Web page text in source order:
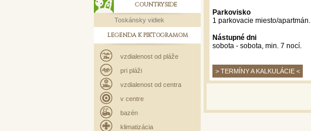
COUNTRYSIDE
Toskánsky vidiek
LEGENDA K PIKTOGRAMOM
vzdialenost od pláže
pri pláži
vzdialenost od centra
v centre
bazén
klimatizácia
Parkovisko
1 parkovacie miesto/apartmán.
Nástupné dni
sobota - sobota, min. 7 nocí.
> TERMÍNY A KALKULÁCIE <